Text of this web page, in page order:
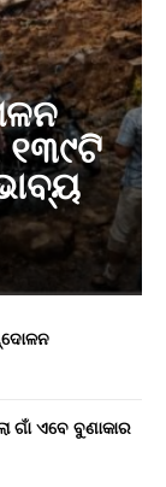
ଗାଁ ଏବେ ବୁଣାକାର